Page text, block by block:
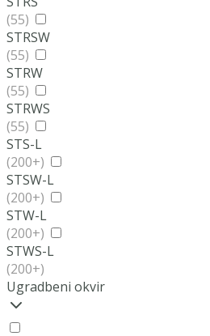
(55)
STRSW
(55)
STRW
(55)
STRWS
(55)
STS-L
(200+)
STSW-L
(200+)
STW-L
(200+)
STWS-L
(200+)
Ugradbeni okvir